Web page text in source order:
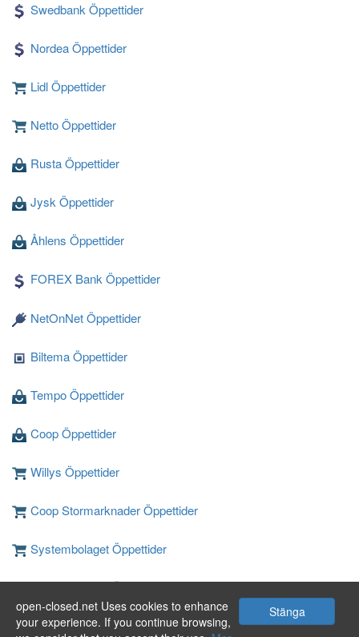
Stänga
open-closed.net Uses cookies to enhance
your experience. If you continue browsing,
Swedbank Öppettider
Nordea Öppettider
Lidl Öppettider
Netto Öppettider
Rusta Öppettider
Jysk Öppettider
Åhlens Öppettider
FOREX Bank Öppettider
NetOnNet Öppettider
Biltema Öppettider
Tempo Öppettider
Coop Öppettider
Willys Öppettider
Coop Stormarknader Öppettider
Systembolaget Öppettider
IKEA Barkarby Öppettider Järfälla
Folkungavägen 50